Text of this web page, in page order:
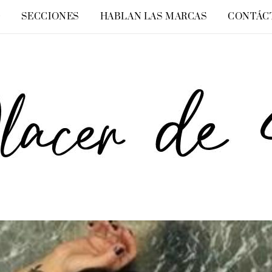
SECCIONES HABLAN LAS MARCAS